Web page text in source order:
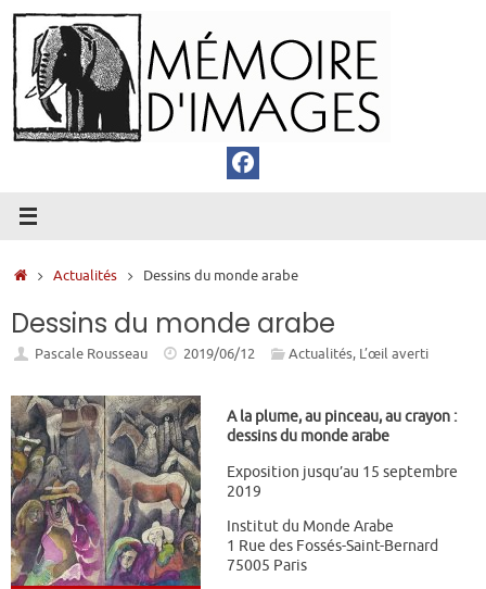
Passer
au
contenu
Accueil
Actualités Dessins du monde arabe
Dessins du monde arabe
Pascale Rousseau 2019/06/12 Actualités, L’œil averti
A la plume, au pinceau, au crayon :
dessins du monde arabe
Exposition jusqu’au 15 septembre
2019
Institut du Monde Arabe
1 Rue des Fossés-Saint-Bernard
75005 Paris